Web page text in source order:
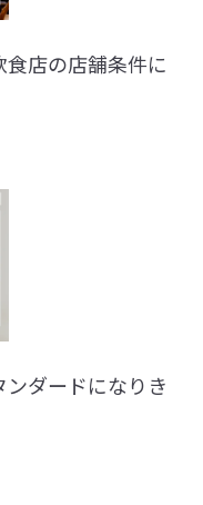
店の店舗条件に
ダードになりき